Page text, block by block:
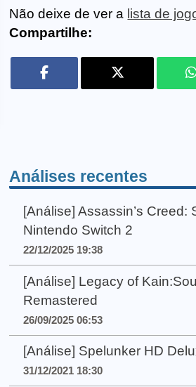
Não deixe de ver a lista de
Compartilhe:
Análises recentes
[Análise] Assassin’s Creed:
Nintendo Switch 2
22/12/2025 19:38
[Análise] Legacy of
Remastered
26/09/2025 06:53
[Análise] Spelunker HD
31/12/2021 18:30